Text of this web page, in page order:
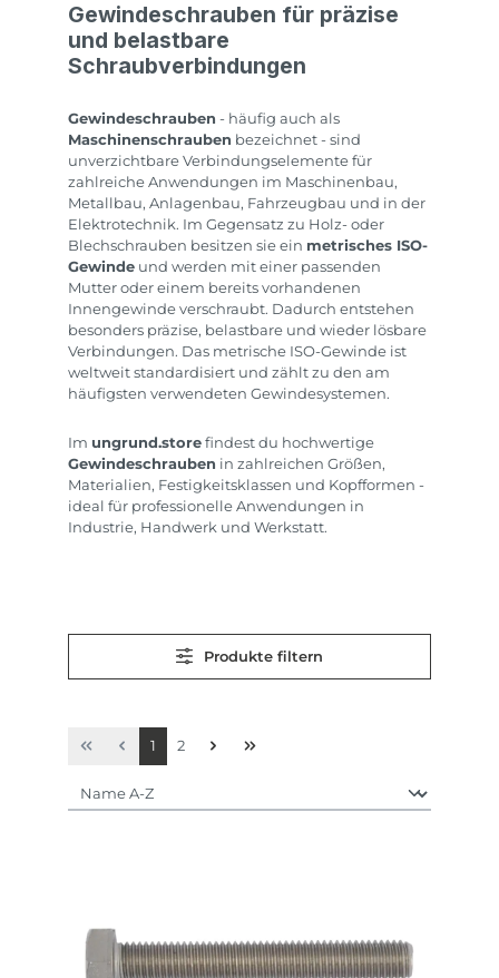
Gewindeschrauben für präzise
und belastbare
Schraubverbindungen
Gewindeschrauben - häufig auch als
Maschinenschrauben bezeichnet - sind
unverzichtbare Verbindungselemente für
zahlreiche Anwendungen im Maschinenbau,
Metallbau, Anlagenbau, Fahrzeugbau und in der
Elektrotechnik. Im Gegensatz zu Holz- oder
Blechschrauben besitzen sie ein metrisches ISO-
Gewinde und werden mit einer passenden
Mutter oder einem bereits vorhandenen
Innengewinde verschraubt. Dadurch entstehen
besonders präzise, belastbare und wieder lösbare
Verbindungen. Das metrische ISO-Gewinde ist
weltweit standardisiert und zählt zu den am
häufigsten verwendeten Gewindesystemen.
Im ungrund.store findest du hochwertige
Gewindeschrauben in zahlreichen Größen,
Materialien, Festigkeitsklassen und Kopfformen -
ideal für professionelle Anwendungen in
Industrie, Handwerk und Werkstatt.
Produkte filtern
Seite
1 Seite
2